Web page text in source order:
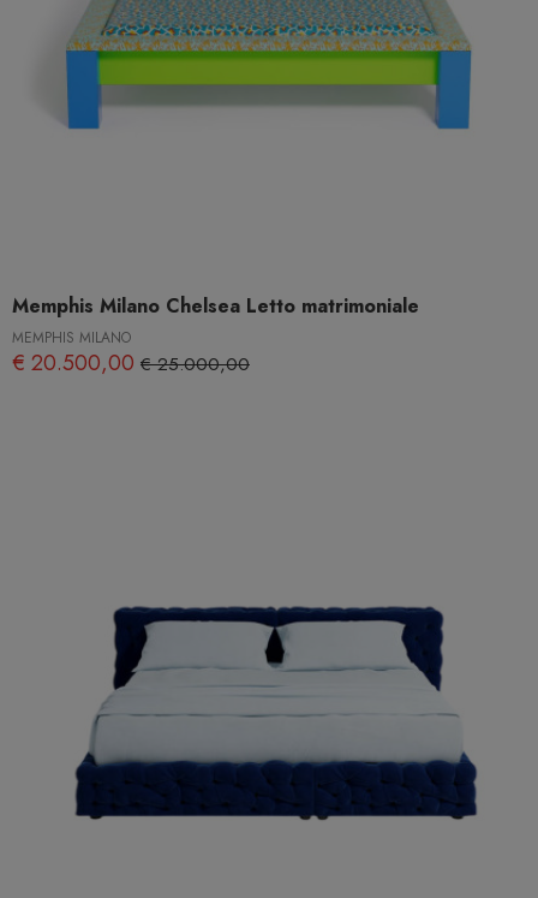
Memphis Milano Chelsea Letto matrimoniale
MEMPHIS MILANO
€ 20.500,00 € 25.000,00